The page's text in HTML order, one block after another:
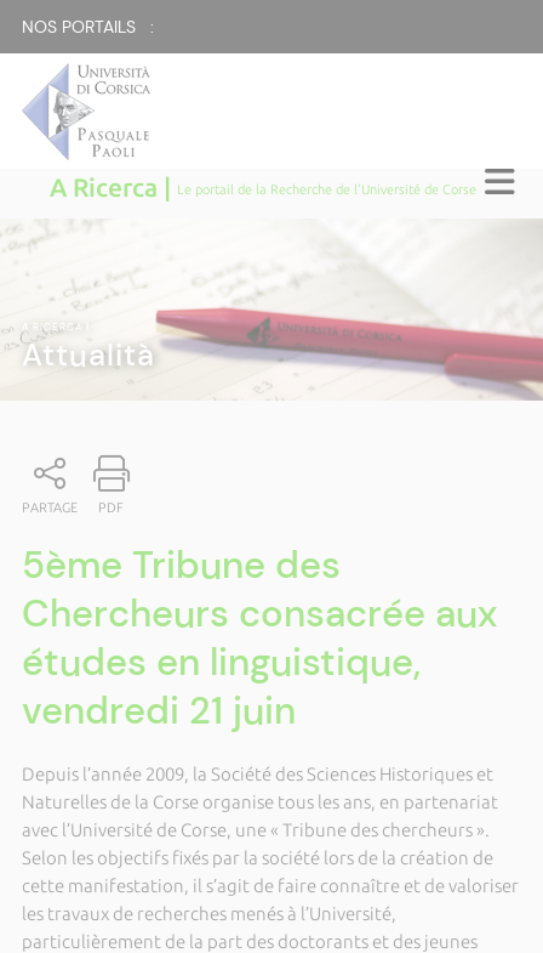
NOS PORTAILS :
A Ricerca | Le portail de la Recherche de l'Université de Corse
A RICERCA
Attualità
PARTAGE PDF
5ème Tribune des
Chercheurs consacrée aux
études en linguistique,
vendredi 21 juin
Depuis l’année 2009, la Société des Sciences Historiques et
Naturelles de la Corse organise tous les ans, en partenariat
avec l’Université de Corse, une « Tribune des chercheurs ».
Selon les objectifs fixés par la société lors de la création de
cette manifestation, il s’agit de faire connaître et de valoriser
les travaux de recherches menés à l’Université,
particulièrement de la part des doctorants et des jeunes